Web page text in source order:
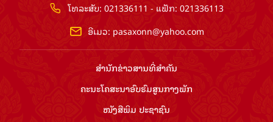
ໂທລະສັບ: 021336111 - ແຟັກ: 021336113
ອີເມວ: pasaxonn@yahoo.com
ສຳ​ນັກ​ຂ່າວ​ສານ​ທີ່​ສຳ​ຄັນ​
ຄະນະໂຄສະນາອົບຮົມ​ສູນ​ກາງ​ພັກ
ໜັງສືພິມ ປະ​ຊາ​ຊົນ